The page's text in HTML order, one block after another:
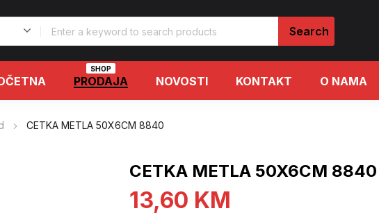
PRODAJA
SHOP
NOVOSTI KONTAKT O NAMA
CETKA METLA 50X6CM 8840
CETKA METLA 50X6CM 8840
13,60 KM